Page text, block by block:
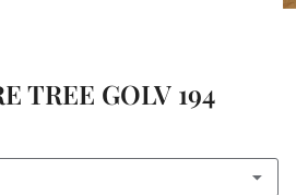
TREE GOLV 194